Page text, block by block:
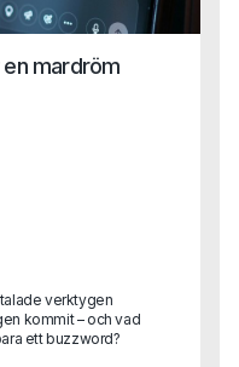
en mardröm
verktygen
kommit – och vad
ett buzzword?